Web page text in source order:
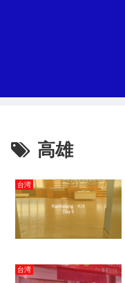
高雄
台湾
台湾